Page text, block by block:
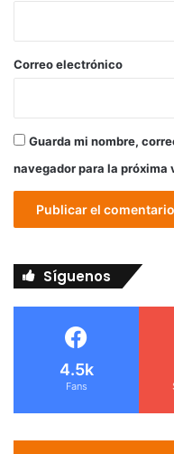
*
Correo electrónico
Guarda mi nombre,
navegador para la próxima
Síguenos
4.5k
Fans